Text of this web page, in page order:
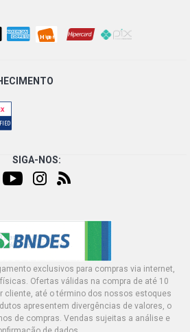
SIGA-NOS:
exclusivos para compras via internet,
Ofertas válidas na compra de até 10
cliente, até o término dos nossos estoques
apresentem divergências de valores, o
de compras. Vendas sujeitas a análise e